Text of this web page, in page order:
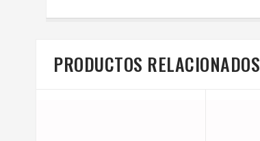
PRODUCTOS RELACIONADOS